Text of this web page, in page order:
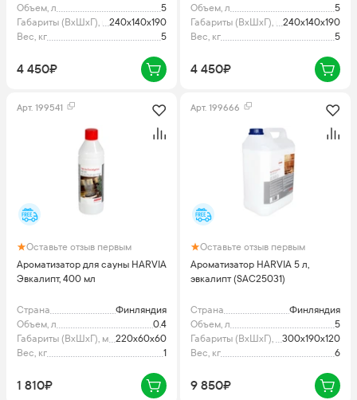
Объем, л
5
Габариты (ВхШхГ), мм240x140x190
Вес, кг
5
4 450₽
Объем, л
5
Габариты (ВхШхГ), мм240x140x190
Вес, кг
5
4 450₽
Арт. 199541
Оставьте отзыв первым
Ароматизатор для сауны HARVIA
Эвкалипт, 400 мл
Страна
Финляндия
Объем, л
0.4
Габариты (ВхШхГ), мм 220х60х60
Вес, кг
1
1 810₽
Арт. 199666
Оставьте отзыв первым
Ароматизатор HARVIA 5 л,
эвкалипт (SAC25031)
Страна
Финляндия
Объем, л
5
Габариты (ВхШхГ), мм300х190х120
Вес, кг
6
9 850₽